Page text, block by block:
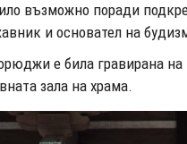
възможно поради
и основател на
е била гравирана
зала на храма.